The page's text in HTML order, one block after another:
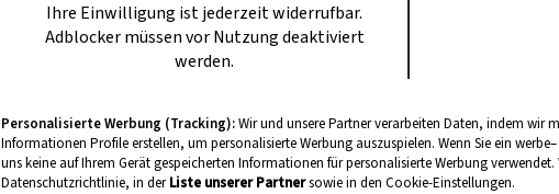
Ihre Einwilligung ist jederzeit widerrufbar.
Adblocker müssen vor Nutzung deaktiviert
werden.
Personalisierte Werbung (Tracking):Wir und unsere Partner verarbeiten Daten, indem wir
Informationen Profile erstellen, um personalisierte Werbung auszuspielen. Wenn Sie ein
uns keine auf Ihrem Gerät gespeicherten Informationen für personalisierte Werbung
Datenschutzrichtlinie, in derListe unserer Partnersowie in den Cookie-Einstellungen.